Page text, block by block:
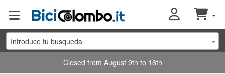
Introduce tu busqueda
Closed from August 9th to 16th